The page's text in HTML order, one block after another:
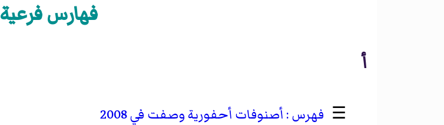
فهارس فرعية
أ
☰
أصنوفات أحفورية وصفت في 2008